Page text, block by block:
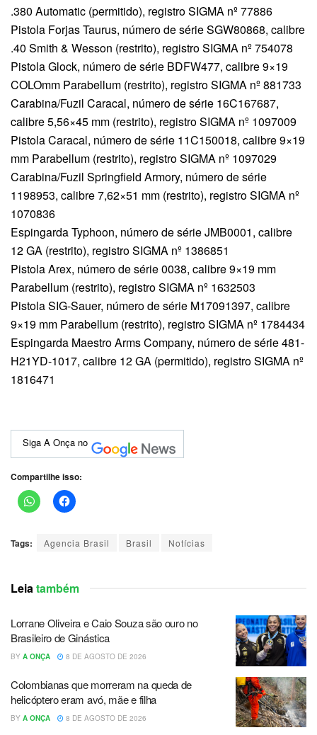
.380 Automatic (permitido), registro SIGMA nº 77886
Pistola Forjas Taurus, número de série SGW80868, calibre
.40 Smith & Wesson (restrito), registro SIGMA nº 754078
Pistola Glock, número de série BDFW477, calibre 9×19
COLOmm Parabellum (restrito), registro SIGMA nº 881733
Carabina/Fuzil Caracal, número de série 16C167687,
calibre 5,56×45 mm (restrito), registro SIGMA nº 1097009
Pistola Caracal, número de série 11C150018, calibre 9×19
mm Parabellum (restrito), registro SIGMA nº 1097029
Carabina/Fuzil Springfield Armory, número de série
1198953, calibre 7,62×51 mm (restrito), registro SIGMA nº
1070836
Espingarda Typhoon, número de série JMB0001, calibre
12 GA (restrito), registro SIGMA nº 1386851
Pistola Arex, número de série 0038, calibre 9×19 mm
Parabellum (restrito), registro SIGMA nº 1632503
Pistola SIG-Sauer, número de série M17091397, calibre
9×19 mm Parabellum (restrito), registro SIGMA nº 1784434
Espingarda Maestro Arms Company, número de série 481-
H21YD-1017, calibre 12 GA (permitido), registro SIGMA nº
1816471
Siga A Onça no
Compartilhe isso:
Tags: Agencia Brasil Brasil Notícias
Leiatambém
Lorrane Oliveira e Caio Souza são ouro no
Brasileiro de Ginástica
BY A ONÇA 8 DE AGOSTO DE 2026
Colombianas que morreram na queda de
helicóptero eram avó, mãe e filha
BY A ONÇA 8 DE AGOSTO DE 2026